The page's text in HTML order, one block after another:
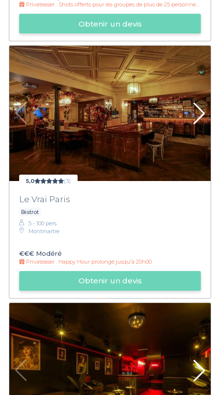
Privateaser : Shots offerts pour les groupes de plus de 25 personnes !
Obtenir un devis
5,0 (3)
Le Vrai Paris
Bistrot
5 - 100 pers.
Montmartre
€€€ Modéré
Privateaser : Happy Hour prolongé jusqu'à 20h00
Obtenir un devis